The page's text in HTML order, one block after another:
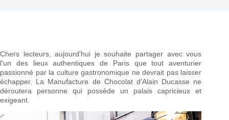
Chers lecteurs, aujourd'hui je souhaite partager avec vous
l'un des lieux authentiques de Paris que tout aventurier
passionné par la culture gastronomique ne devrait pas laisser
échapper. La Manufacture de Chocolat d'Alain Ducasse ne
déroutera personne qui possède un palais capricieux et
exigeant.